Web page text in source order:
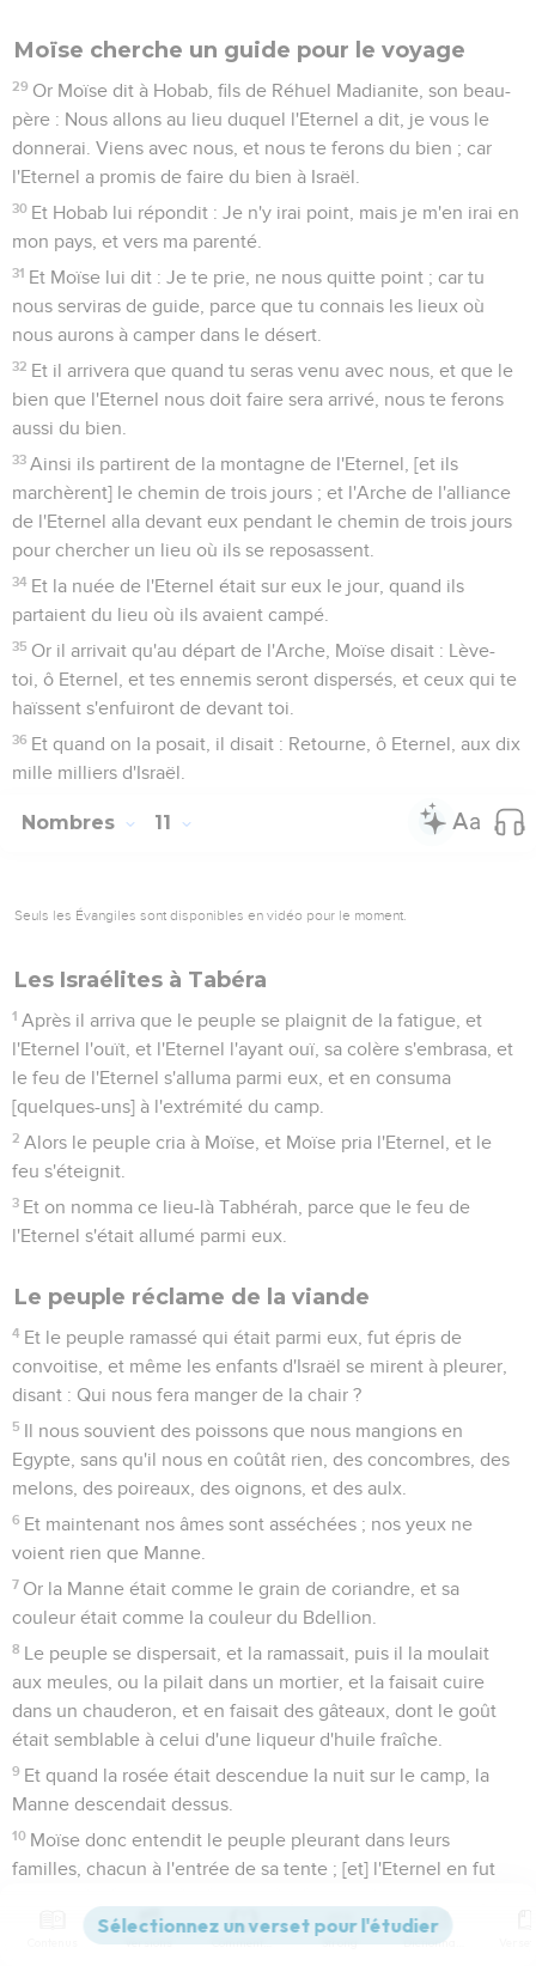
Moïse cherche un guide pour le voyage
29 Or Moïse dit à Hobab, fils de Réhuel Madianite, son beau-
père : Nous allons au lieu duquel l'Eternel a dit, je vous le
donnerai. Viens avec nous, et nous te ferons du bien ; car
l'Eternel a promis de faire du bien à Israël.
30 Et Hobab lui répondit : Je n'y irai point, mais je m'en irai en
mon pays, et vers ma parenté.
31 Et Moïse lui dit : Je te prie, ne nous quitte point ; car tu
nous serviras de guide, parce que tu connais les lieux où
nous aurons à camper dans le désert.
32 Et il arrivera que quand tu seras venu avec nous, et que le
bien que l'Eternel nous doit faire sera arrivé, nous te ferons
aussi du bien.
33 Ainsi ils partirent de la montagne de l'Eternel, [et ils
marchèrent] le chemin de trois jours ; et l'Arche de l'alliance
de l'Eternel alla devant eux pendant le chemin de trois jours
pour chercher un lieu où ils se reposassent.
34 Et la nuée de l'Eternel était sur eux le jour, quand ils
partaient du lieu où ils avaient campé.
35 Or il arrivait qu'au départ de l'Arche, Moïse disait : Lève-
toi, ô Eternel, et tes ennemis seront dispersés, et ceux qui te
haïssent s'enfuiront de devant toi.
36 Et quand on la posait, il disait : Retourne, ô Eternel, aux dix
mille milliers d'Israël.
Nombres 11
Seuls les Évangiles sont disponibles en vidéo pour le moment.
Les Israélites à Tabéra
1 Après il arriva que le peuple se plaignit de la fatigue, et
l'Eternel l'ouït, et l'Eternel l'ayant ouï, sa colère s'embrasa, et
le feu de l'Eternel s'alluma parmi eux, et en consuma
[quelques-uns] à l'extrémité du camp.
2 Alors le peuple cria à Moïse, et Moïse pria l'Eternel, et le
feu s'éteignit.
3 Et on nomma ce lieu-là Tabhérah, parce que le feu de
l'Eternel s'était allumé parmi eux.
Le peuple réclame de la viande
4 Et le peuple ramassé qui était parmi eux, fut épris de
convoitise, et même les enfants d'Israël se mirent à pleurer,
disant : Qui nous fera manger de la chair ?
5 Il nous souvient des poissons que nous mangions en
Egypte, sans qu'il nous en coûtât rien, des concombres, des
melons, des poireaux, des oignons, et des aulx.
6 Et maintenant nos âmes sont asséchées ; nos yeux ne
voient rien que Manne.
7 Or la Manne était comme le grain de coriandre, et sa
couleur était comme la couleur du Bdellion.
8 Le peuple se dispersait, et la ramassait, puis il la moulait
aux meules, ou la pilait dans un mortier, et la faisait cuire
dans un chauderon, et en faisait des gâteaux, dont le goût
était semblable à celui d'une liqueur d'huile fraîche.
9 Et quand la rosée était descendue la nuit sur le camp, la
Manne descendait dessus.
10 Moïse donc entendit le peuple pleurant dans leurs
familles, chacun à l'entrée de sa tente ; [et] l'Eternel en fut
Et Moïse dit à l'Eternel : Pourquoi as-tu affligé ton
Versions Commentaires Strong